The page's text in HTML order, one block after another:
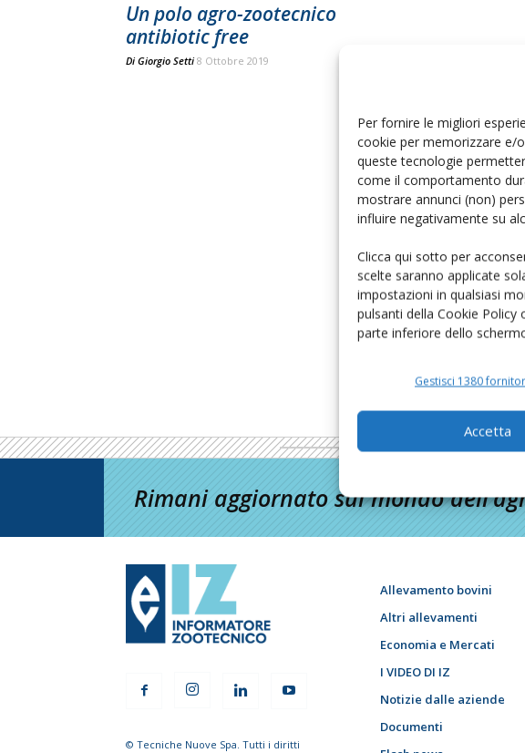
Per fornire le migliori
cookie per memorizzare e/
queste tecnologie
come il comportamento
mostrare annunci (non)
influire negativamente su
Clicca qui sotto per
scelte saranno applicate
impostazioni in qualsiasi
pulsanti della Cookie Policy
parte inferiore dello
Gestisci 1380
Accetta
Un polo agro-zootecnico
antibiotic free
Di Giorgio Setti 8 Ottobre 2019
Rimani aggiornato sul mondo
© Tecniche Nuove Spa. Tutti i diritti
Allevamento bovini
Altri allevamenti
Economia e Mercati
I VIDEO DI IZ
Notizie dalle aziende
Documenti